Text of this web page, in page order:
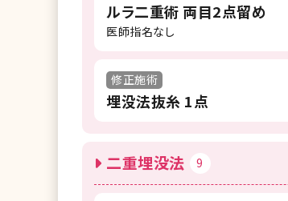
ルラ二重術 両目2点留め
医師指名なし
修正施術
埋没法抜糸 1点
二重埋没法 9